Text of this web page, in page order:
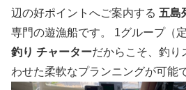
辺の好ポイントへご案内する 五島
専門の遊漁船です。 1グループ（
釣り チャーターだからこそ、釣り
わせた柔軟なプランニングが可能